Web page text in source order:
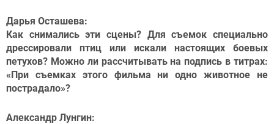
Дарья Осташева:
Как снимались эти сцены? Для съемок специально
дрессировали птиц или искали настоящих боевых
петухов? Можно ли рассчитывать на подпись в титрах:
«При съемках этого фильма ни одно животное не
пострадало»?
Александр Лунгин: